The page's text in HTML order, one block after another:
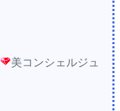
美コンシェルジュ